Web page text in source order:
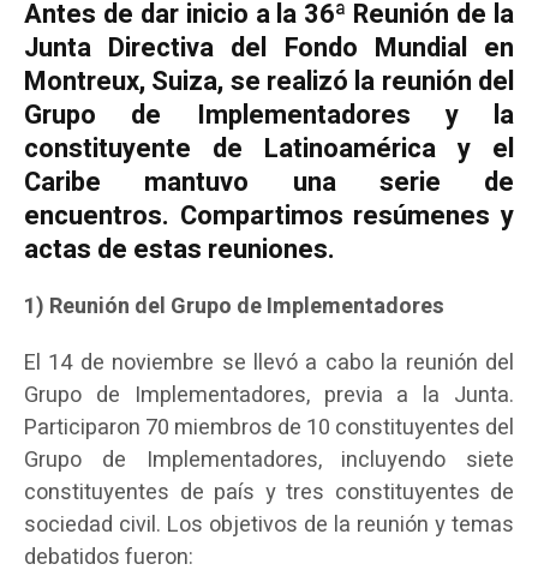
Antes de dar inicio a la 36ª Reunión de la
Junta Directiva del Fondo Mundial en
Montreux, Suiza, se realizó la reunión del
Grupo de Implementadores y la
constituyente de Latinoamérica y el
Caribe mantuvo una serie de
encuentros. Compartimos resúmenes y
actas de estas reuniones.
1) Reunión del Grupo de Implementadores
El 14 de noviembre se llevó a cabo la reunión del
Grupo de Implementadores, previa a la Junta.
Participaron 70 miembros de 10 constituyentes del
Grupo de Implementadores, incluyendo siete
constituyentes de país y tres constituyentes de
sociedad civil. Los objetivos de la reunión y temas
debatidos fueron: